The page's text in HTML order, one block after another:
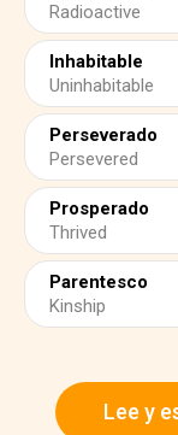
Radioactive
Inhabitable
Uninhabitable
Perseverado
Persevered
Prosperado
Thrived
Parentesco
Kinship
Lee y